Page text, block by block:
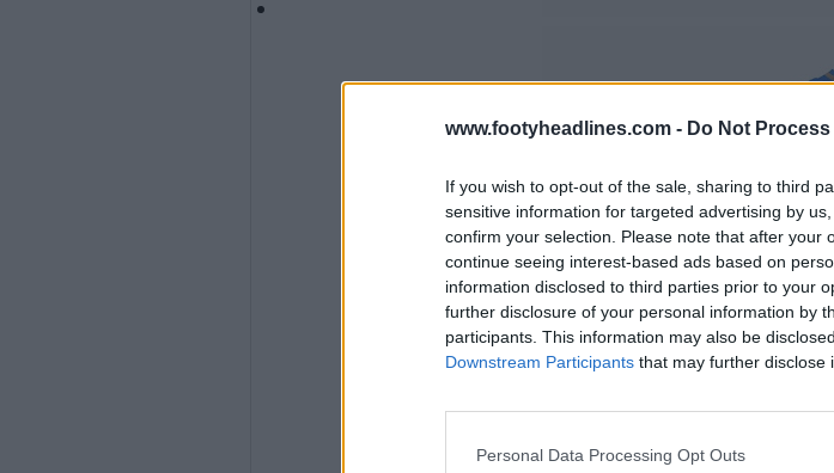
www.footyheadlines.com - Do Not
If you wish to opt-out of the sale, sharing to third
sensitive information for targeted advertising by
confirm your selection. Please note that after your
continue seeing interest-based ads based on
information disclosed to third parties prior to your
further disclosure of your personal information by
participants. This information may also be
Downstream Participants that may further disclose
Personal Data Processing Opt Outs